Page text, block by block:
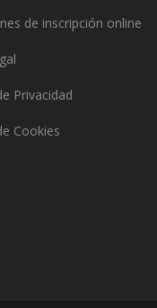
de inscripción online
Privacidad
Cookies